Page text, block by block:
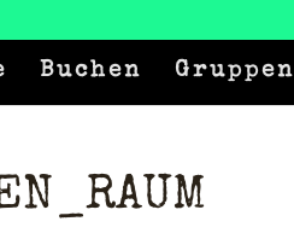
Buchen Gruppen